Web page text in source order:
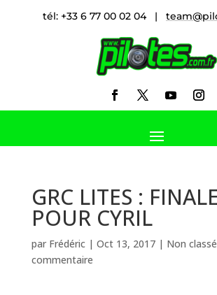
tél: +33 6 77 00 02 04 |
GRC LITES :
POUR CYRIL
par Frédéric| Oct 13, 2017| Non classé
commentaire